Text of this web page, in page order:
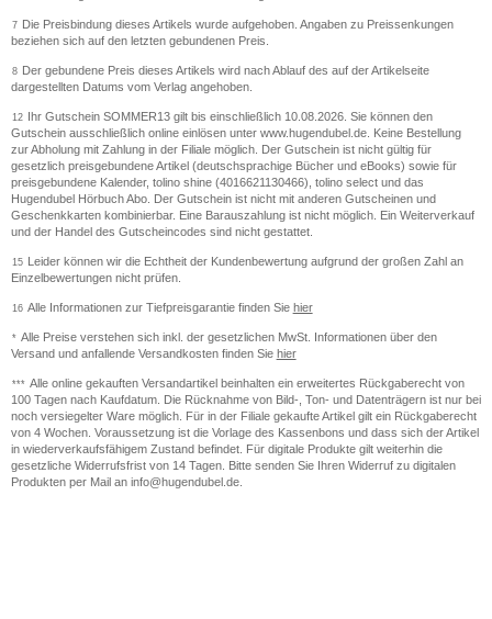
7
Die Preisbindung dieses Artikels wurde aufgehoben. Angaben zu Preissenkungen
beziehen sich auf den letzten gebundenen Preis.
8
Der gebundene Preis dieses Artikels wird nach Ablauf des auf der Artikelseite
dargestellten Datums vom Verlag angehoben.
12
Ihr Gutschein SOMMER13 gilt bis einschließlich 10.08.2026. Sie können den
Gutschein ausschließlich online einlösen unter www.hugendubel.de. Keine Bestellung
zur Abholung mit Zahlung in der Filiale möglich. Der Gutschein ist nicht gültig für
gesetzlich preisgebundene Artikel (deutschsprachige Bücher und eBooks) sowie für
preisgebundene Kalender, tolino shine (4016621130466), tolino select und das
Hugendubel Hörbuch Abo. Der Gutschein ist nicht mit anderen Gutscheinen und
Geschenkkarten kombinierbar. Eine Barauszahlung ist nicht möglich. Ein Weiterverkauf
und der Handel des Gutscheincodes sind nicht gestattet.
15
Leider können wir die Echtheit der Kundenbewertung aufgrund der großen Zahl an
Einzelbewertungen nicht prüfen.
16 Alle Informationen zur Tiefpreisgarantie finden Sie hier
* Alle Preise verstehen sich inkl. der gesetzlichen MwSt. Informationen über den
Versand und anfallende Versandkosten finden Sie hier
*** Alle online gekauften Versandartikel beinhalten ein erweitertes Rückgaberecht von
100 Tagen nach Kaufdatum. Die Rücknahme von Bild-, Ton- und Datenträgern ist nur bei
noch versiegelter Ware möglich. Für in der Filiale gekaufte Artikel gilt ein Rückgaberecht
von 4 Wochen. Voraussetzung ist die Vorlage des Kassenbons und dass sich der Artikel
in wiederverkaufsfähigem Zustand befindet. Für digitale Produkte gilt weiterhin die
gesetzliche Widerrufsfrist von 14 Tagen. Bitte senden Sie Ihren Widerruf zu digitalen
Produkten per Mail an info@hugendubel.de.